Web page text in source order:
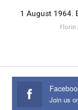
1 August 1964.
Florin